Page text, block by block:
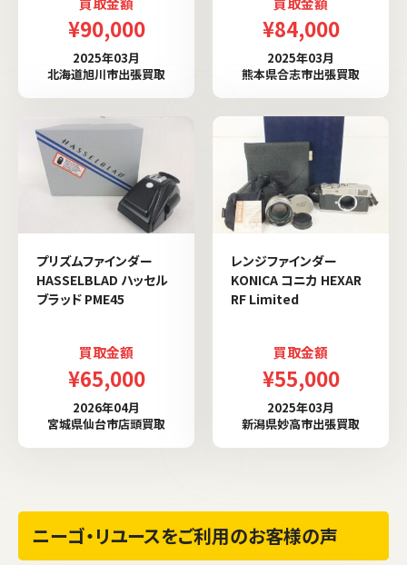
¥90,000
2025年03月
北海道旭川市出張買取
¥84,000
2025年03月
熊本県合志市出張買取
プリズムファインダー
HASSELBLAD ハッセル
ブラッド PME45
買取金額
¥65,000
2026年04月
宮城県仙台市店頭買取
レンジファインダー
KONICA コニカ HEXAR
RF Limited
買取金額
¥55,000
2025年03月
新潟県妙高市出張買取
ニーゴ・リユースをご利用のお客様の声